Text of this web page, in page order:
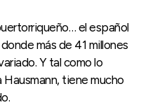
el español
más de 41 millones
Y tal como lo
tiene mucho